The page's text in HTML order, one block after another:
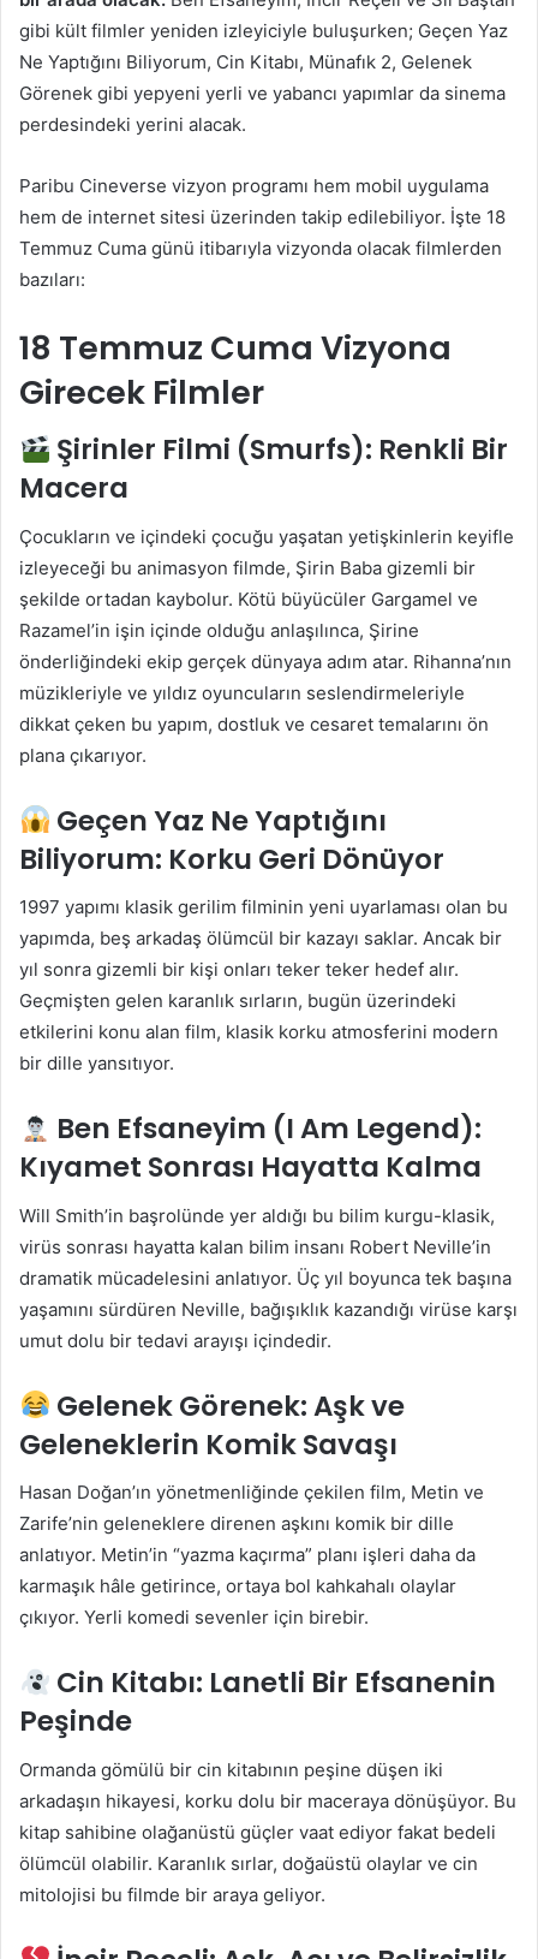
gibi kült filmler yeniden izleyiciyle buluşurken; Geçen Yaz
Ne Yaptığını Biliyorum, Cin Kitabı, Münafık 2, Gelenek
Görenek gibi yepyeni yerli ve yabancı yapımlar da sinema
perdesindeki yerini alacak.
Paribu Cineverse vizyon programı hem mobil uygulama
hem de internet sitesi üzerinden takip edilebiliyor. İşte 18
Temmuz Cuma günü itibarıyla vizyonda olacak filmlerden
bazıları:
18 Temmuz Cuma Vizyona
Girecek Filmler
Şirinler Filmi (Smurfs): Renkli Bir
Macera
Çocukların ve içindeki çocuğu yaşatan yetişkinlerin keyifle
izleyeceği bu animasyon filmde, Şirin Baba gizemli bir
şekilde ortadan kaybolur. Kötü büyücüler Gargamel ve
Razamel’in işin içinde olduğu anlaşılınca, Şirine
önderliğindeki ekip gerçek dünyaya adım atar. Rihanna’nın
müzikleriyle ve yıldız oyuncuların seslendirmeleriyle
dikkat çeken bu yapım, dostluk ve cesaret temalarını ön
plana çıkarıyor.
Geçen Yaz Ne Yaptığını
Biliyorum: Korku Geri Dönüyor
1997 yapımı klasik gerilim filminin yeni uyarlaması olan bu
yapımda, beş arkadaş ölümcül bir kazayı saklar. Ancak bir
yıl sonra gizemli bir kişi onları teker teker hedef alır.
Geçmişten gelen karanlık sırların, bugün üzerindeki
etkilerini konu alan film, klasik korku atmosferini modern
bir dille yansıtıyor.
Ben Efsaneyim (I Am Legend):
Kıyamet Sonrası Hayatta Kalma
Will Smith’in başrolünde yer aldığı bu bilim kurgu-klasik,
virüs sonrası hayatta kalan bilim insanı Robert Neville’in
dramatik mücadelesini anlatıyor. Üç yıl boyunca tek başına
yaşamını sürdüren Neville, bağışıklık kazandığı virüse karşı
umut dolu bir tedavi arayışı içindedir.
Gelenek Görenek: Aşk ve
Geleneklerin Komik Savaşı
Hasan Doğan’ın yönetmenliğinde çekilen film, Metin ve
Zarife’nin geleneklere direnen aşkını komik bir dille
anlatıyor. Metin’in “yazma kaçırma” planı işleri daha da
karmaşık hâle getirince, ortaya bol kahkahalı olaylar
çıkıyor. Yerli komedi sevenler için birebir.
Cin Kitabı: Lanetli Bir Efsanenin
Peşinde
Ormanda gömülü bir cin kitabının peşine düşen iki
arkadaşın hikayesi, korku dolu bir maceraya dönüşüyor. Bu
kitap sahibine olağanüstü güçler vaat ediyor fakat bedeli
ölümcül olabilir. Karanlık sırlar, doğaüstü olaylar ve cin
mitolojisi bu filmde bir araya geliyor.